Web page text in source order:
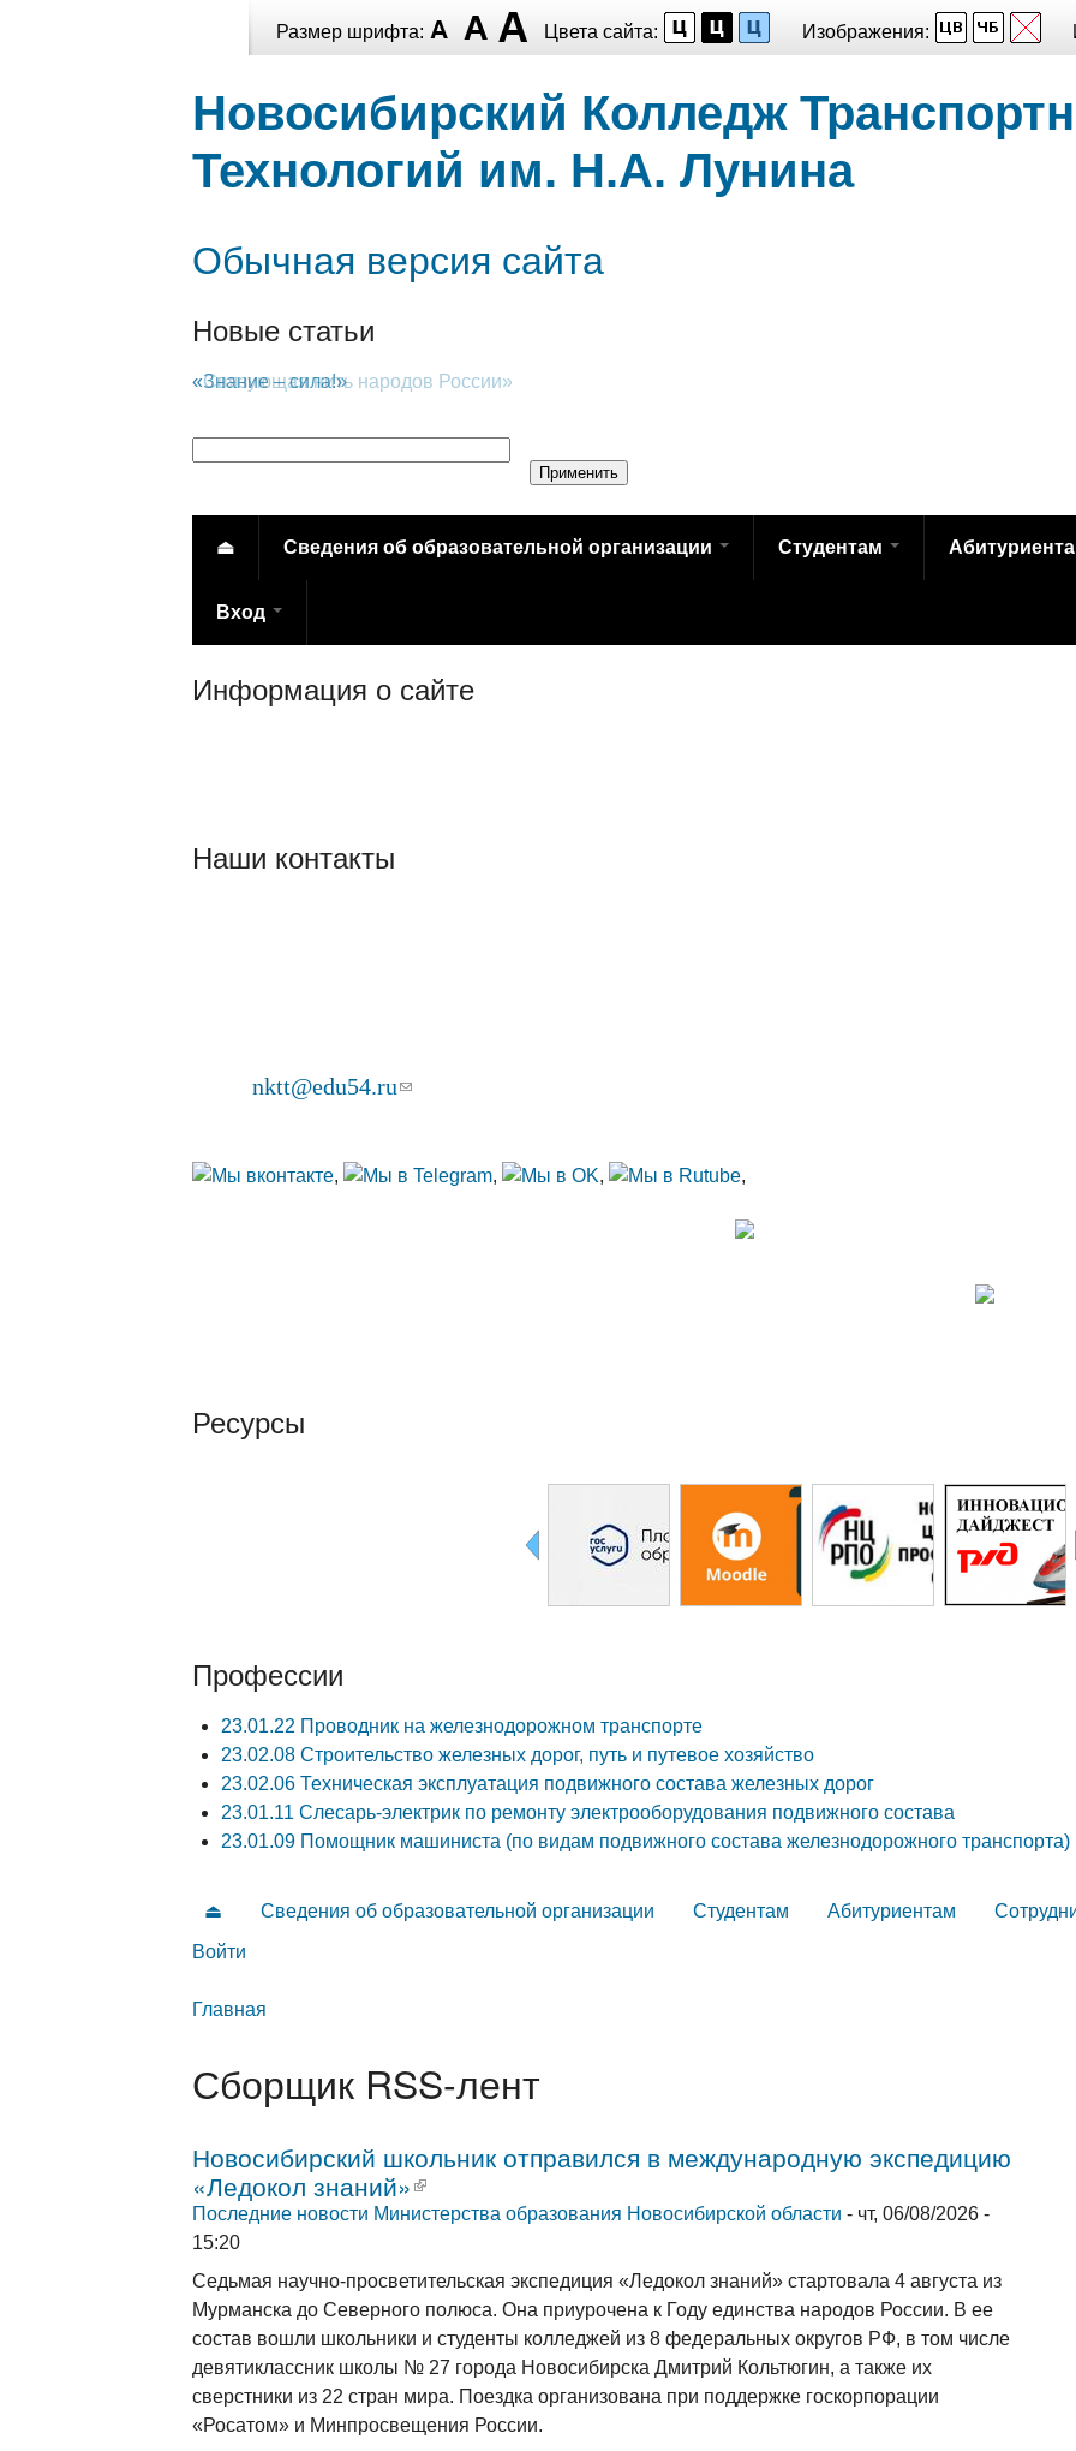
Размер шрифта: Цвета сайта: Изображения:
содержанию
Новосибирский Колледж
Технологий им. Н.А. Лунина
Обычная версия сайта
Новые статьи
«Знание – сила!»
⏏ Сведения об образовательной организации Студентам
Вход
Информация о сайте
Наши контакты
nktt@edu54.ru(ссылка для отправки email)
,
, , ,
Ресурсы
Профессии
23.01.22 Проводник на железнодорожном транспорте
23.02.08 Строительство железных дорог, путь и путевое хозяйство
23.02.06 Техническая эксплуатация подвижного состава железных дорог
23.01.11 Слесарь-электрик по ремонту электрооборудования подвижного состава
23.01.09 Помощник машиниста (по видам подвижного состава железнодорожного транспорта)
Главное меню
⏏ Сведения об образовательной организации Студентам Абитуриентам
Войти
Вы здесь
Главная
Сборщик RSS-лент
Новосибирский школьник отправился в международную экспедицию
«Ледокол знаний»(внешняя ссылка)
Последние новости Министерства образования Новосибирской области - чт, 06/08/2026 -
15:20
Седьмая научно-просветительская экспедиция «Ледокол знаний» стартовала 4 августа из
Мурманска до Северного полюса. Она приурочена к Году единства народов России. В ее
состав вошли школьники и студенты колледжей из 8 федеральных округов РФ, в том числе
девятиклассник школы № 27 города Новосибирска Дмитрий Кольтюгин, а также их
сверстники из 22 стран мира. Поездка организована при поддержке госкорпорации
«Росатом» и Минпросвещения России.